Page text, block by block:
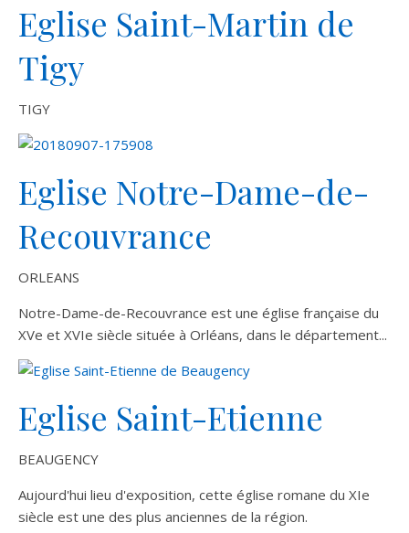
Eglise Saint-Martin de
Tigy
TIGY
Eglise Notre-Dame-de-
Recouvrance
ORLEANS
Notre-Dame-de-Recouvrance est une église française du
XVe et XVIe siècle située à Orléans, dans le département...
Eglise Saint-Etienne
BEAUGENCY
Aujourd'hui lieu d'exposition, cette église romane du XIe
siècle est une des plus anciennes de la région.